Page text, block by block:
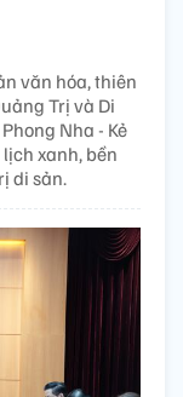
văn hóa, thiên
Trị và Di
Nha - Kẻ
xanh, bền
di sản.